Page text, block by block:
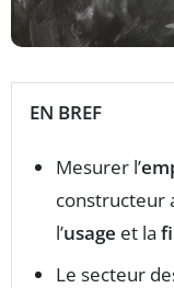
EN BREF
Mesurer l’
constructeur
l’usage et la
Le secteur